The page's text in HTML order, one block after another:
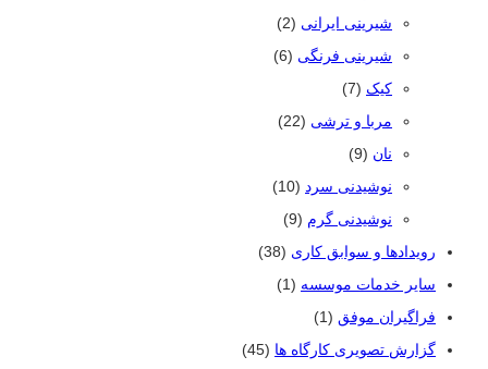
شیرینی ایرانی (2)
شیرینی فرنگی (6)
کیک (7)
مربا و ترشی (22)
نان (9)
نوشیدنی سرد (10)
نوشیدنی گرم (9)
رویدادها و سوابق کاری (38)
سایر خدمات موسسه (1)
فراگیران موفق (1)
گزارش تصویری کارگاه ها (45)